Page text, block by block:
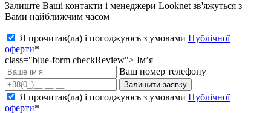
Залиште Ваші контакти і менеджери Looknet зв'яжуться з
Вами найближчим часом
Я прочитав(ла) і погоджуюсь з умовами Публічної
оферти*
class="blue-form checkReview"> Ім’я
Ваш номер телефону
Залишити заявку
Я прочитав(ла) і погоджуюсь з умовами Публічної
оферти*